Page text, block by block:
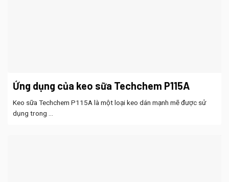
Ứng dụng của keo sữa Techchem P115A
Keo sữa Techchem P115A là một loại keo dán mạnh mẽ được sử
dụng trong ...